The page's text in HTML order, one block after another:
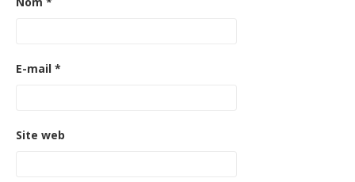
E-mail *
Site web